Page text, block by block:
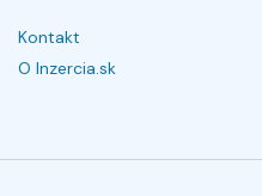
Kontakt
O Inzercia.sk